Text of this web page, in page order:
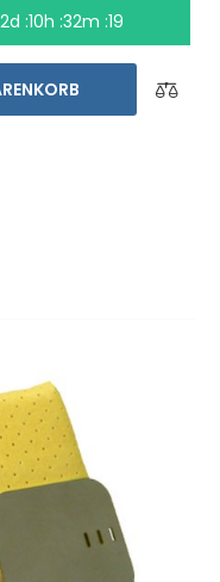
der
2d :10h :32m :18